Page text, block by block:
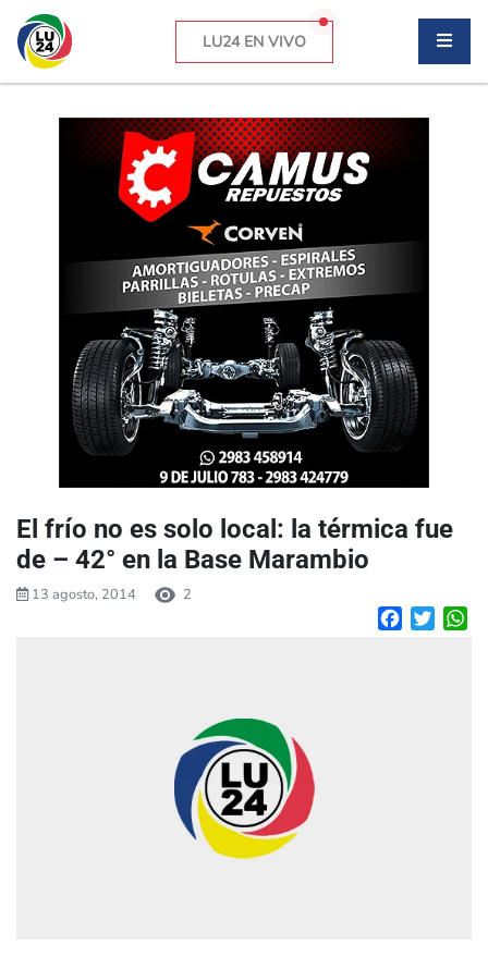
LU24 EN VIVO
El frío no es solo local: la térmica fue
de – 42° en la Base Marambio
13 agosto, 2014 2
Facebook